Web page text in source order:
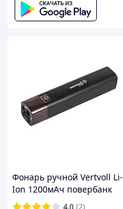
Фонарь ручной Vertvoll Li-
Ion 1200мAч повербанк
(RX-8002)
4.0 (2)